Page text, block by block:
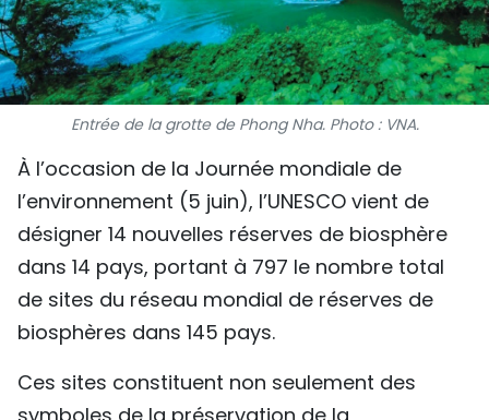
MÉGASTORIE
INFOGRAPHIE
VIDÉO
À PROPOS DU "PEUPLE"
TIẾNG VIỆT
ENGLISH
Entrée de la grotte de Phong Nha. Photo : VNA.
À l’occasion de la Journée mondiale de
l’environnement (5 juin), l’UNESCO vient de
désigner 14 nouvelles réserves de biosphère
dans 14 pays, portant à 797 le nombre total
de sites du réseau mondial de réserves de
biosphères dans 145 pays.
Ces sites constituent non seulement des